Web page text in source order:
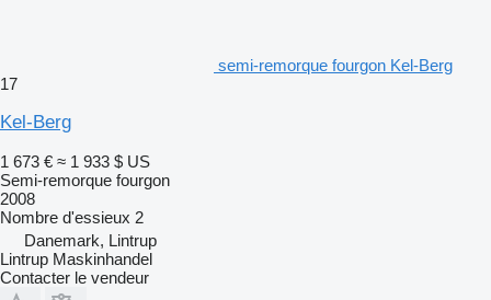
semi-remorque fourgon Kel-Berg
17
Kel-Berg
1 673 € ≈ 1 933 $ US
Semi-remorque fourgon
2008
Nombre d'essieux 2
Danemark, Lintrup
Lintrup Maskinhandel
Contacter le vendeur